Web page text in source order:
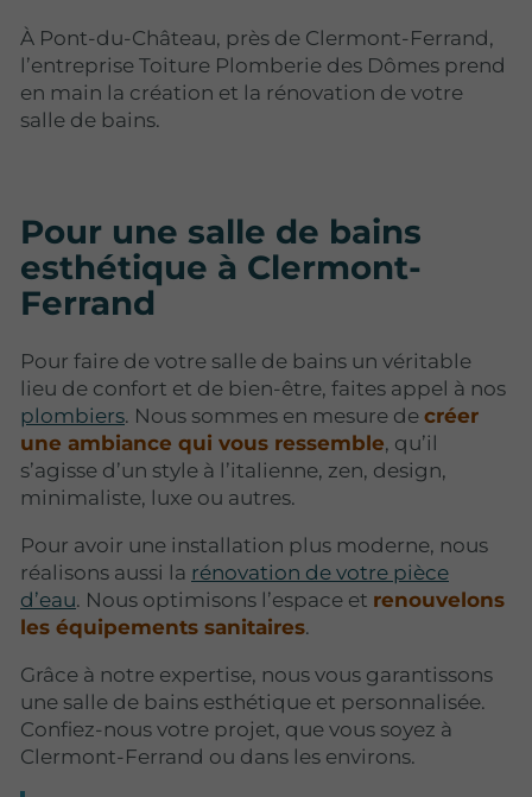
À Pont-du-Château, près de Clermont-Ferrand,
l’entreprise Toiture Plomberie des Dômes prend
en main la création et la rénovation de votre
salle de bains.
Pour une salle de bains
esthétique à Clermont-
Ferrand
Pour faire de votre salle de bains un véritable
lieu de confort et de bien-être, faites appel à nos
plombiers. Nous sommes en mesure de créer
une ambiance qui vous ressemble, qu’il
s’agisse d’un style à l’italienne, zen, design,
minimaliste, luxe ou autres.
Pour avoir une installation plus moderne, nous
réalisons aussi la rénovation de votre pièce
d’eau. Nous optimisons l’espace et renouvelons
les équipements sanitaires.
Grâce à notre expertise, nous vous garantissons
une salle de bains esthétique et personnalisée.
Confiez-nous votre projet, que vous soyez à
Clermont-Ferrand ou dans les environs.